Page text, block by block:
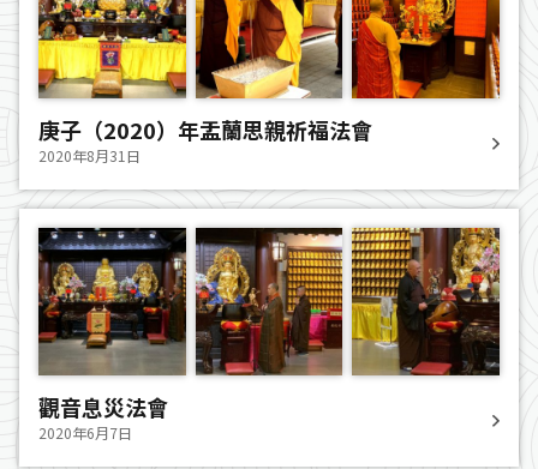
庚子（2020）年盂蘭思親祈福法會
2020年8月31日
觀音息災法會
2020年6月7日